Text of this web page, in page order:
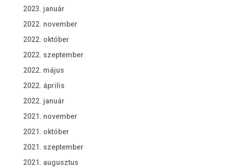
2023. január
2022. november
2022. október
2022. szeptember
2022. május
2022. április
2022. január
2021. november
2021. október
2021. szeptember
2021. augusztus